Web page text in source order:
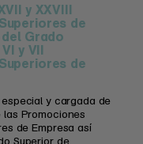
y XXVIII
de
Grado
y VII
de
y cargada de
Promociones
de Empresa así
Superior de